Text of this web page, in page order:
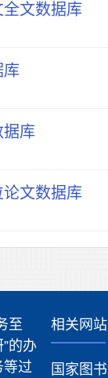
文数据库
库
库
文数据库
至
的办
等过
相关网站
国家图